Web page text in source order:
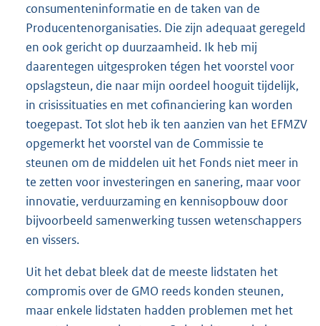
consumenteninformatie en de taken van de
Producentenorganisaties. Die zijn adequaat geregeld
en ook gericht op duurzaamheid. Ik heb mij
daarentegen uitgesproken tégen het voorstel voor
opslagsteun, die naar mijn oordeel hooguit tijdelijk,
in crisissituaties en met cofinanciering kan worden
toegepast. Tot slot heb ik ten aanzien van het EFMZV
opgemerkt het voorstel van de Commissie te
steunen om de middelen uit het Fonds niet meer in
te zetten voor investeringen en sanering, maar voor
innovatie, verduurzaming en kennisopbouw door
bijvoorbeeld samenwerking tussen wetenschappers
en vissers.
Uit het debat bleek dat de meeste lidstaten het
compromis over de GMO reeds konden steunen,
maar enkele lidstaten hadden problemen met het